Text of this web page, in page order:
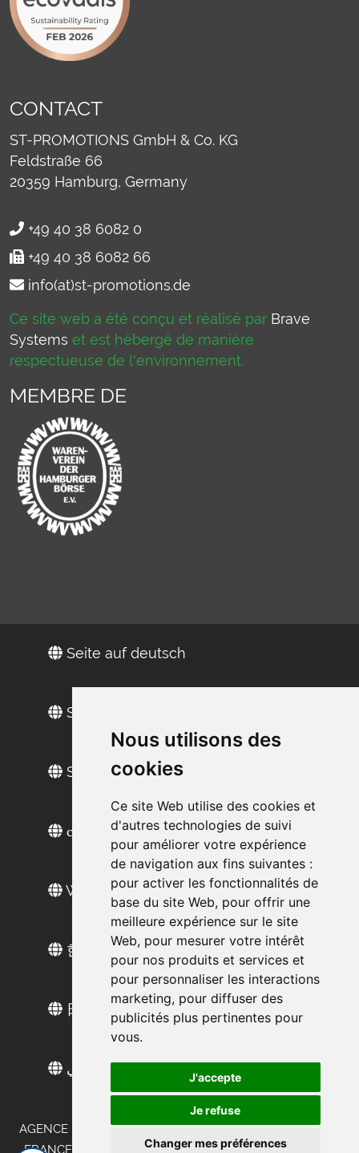
Nous utilisons des
cookies
Ce site Web utilise des cookies et
d'autres technologies de suivi
pour améliorer votre expérience
de navigation aux fins suivantes :
pour activer les fonctionnalités de
base du site Web, pour offrir une
meilleure expérience sur le site
Web, pour mesurer votre intérêt
pour nos produits et services et
pour personnaliser les interactions
marketing, pour diffuser des
publicités plus pertinentes pour
vous.
J'accepte
Je refuse
Changer mes préférences
CONTACT
ST-PROMOTIONS GmbH & Co. KG
Feldstraße 66
20359 Hamburg, Germany
+49 40 38 6082 0
+49 40 38 6082 66
info(at)st-promotions.de
Ce site web a été conçu et réalisé par Brave
Systems et est hébergé de manière
respectueuse de l'environnement.
MEMBRE DE
Seite auf deutsch
Site in Englisch
Sitio web en español
сайт на русском
Web sitesi türkçe
한국 웹 사이트
日本語ウェブサイト
الموقع العربي
AGENCE DE MARKETING DE TERRAIN EN ALLEMAGNE -
FRANCFORT - STUTTGART - MUNICH - DÜSSELDORF -